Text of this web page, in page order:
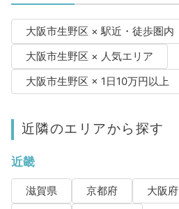
大阪市生野区 × 駅近・徒歩圏内
大阪市生野区 × 人気エリア
大阪市生野区 × 1日10万円以上
近隣のエリアから探す
近畿
滋賀県 京都府 大阪府